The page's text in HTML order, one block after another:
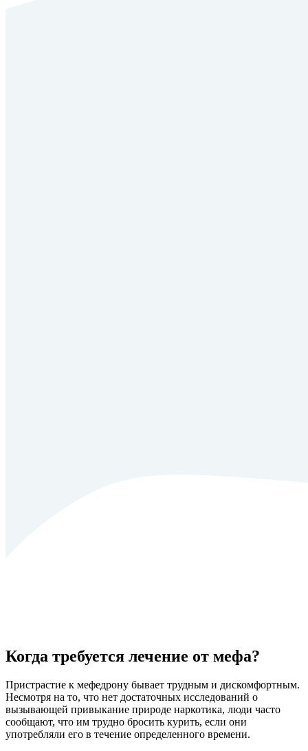
Когда требуется лечение от мефа?
Пристрастие к мефедрону бывает трудным и дискомфортным.
Несмотря на то, что нет достаточных исследований о
вызывающей привыкание природе наркотика, люди часто
сообщают, что им трудно бросить курить, если они
употребляли его в течение определенного времени.